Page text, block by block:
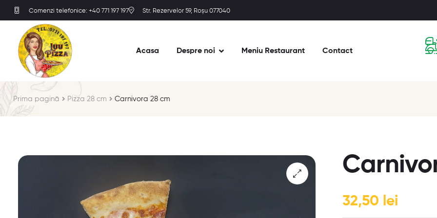
Comenzi telefonice: +40 771 197 197 Str. Rezervelor 59, Roșu 077040
Acasa Despre noi Meniu Restaurant Contact
Prima pagină Pizza 28 cm Carnivora 28 cm
32,50 lei